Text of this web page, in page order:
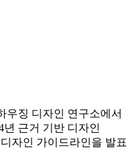
우징 디자인 연구소에서
년 근거 기반 디자인
디자인 가이드라인을 발표